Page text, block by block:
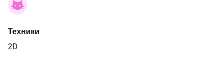
Техники
2D